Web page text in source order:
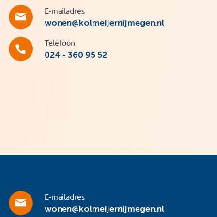
E-mailadres
wonen@kolmeijernijmegen.nl
Telefoon
024 - 360 95 52
E-mailadres
wonen@kolmeijernijmegen.nl